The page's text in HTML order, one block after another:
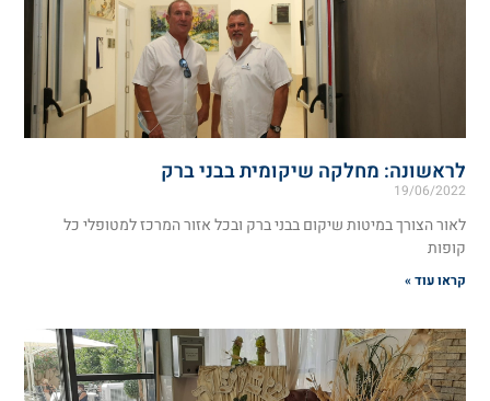
לראשונה: מחלקה שיקומית בבני ברק
19/06/2022
לאור הצורך במיטות שיקום בבני ברק ובכל אזור המרכז למטופלי כל
קופות
קראו עוד »